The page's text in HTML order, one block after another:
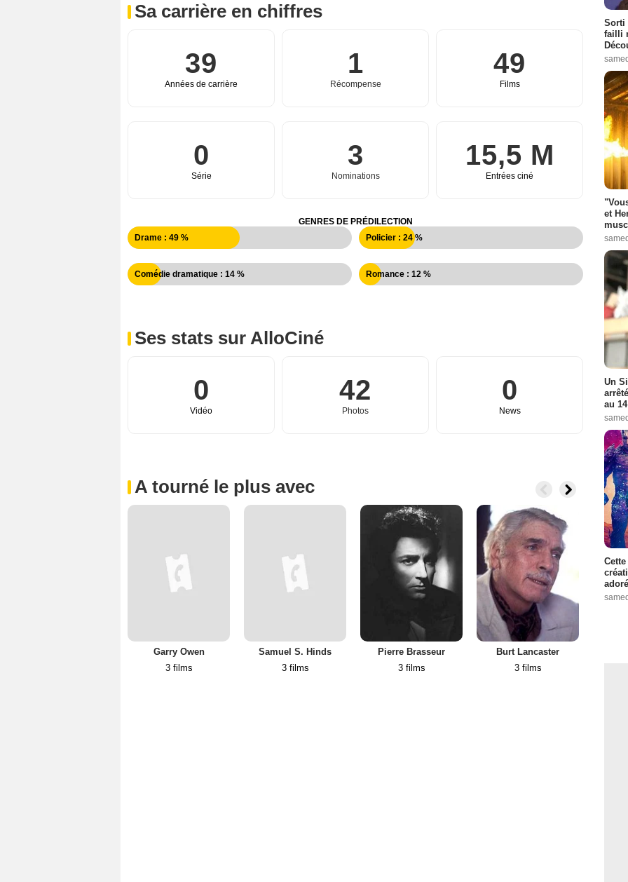
Sa carrière en chiffres
39
Années de carrière
1
Récompense
49
Films
0
Série
3
Nominations
15,5 M
Entrées ciné
GENRES DE PRÉDILECTION
Drame : 49 %
Policier : 24 %
Comédie dramatique : 14 % Romance : 12 %
Ses stats sur AlloCiné
0
Vidéo
42
Photos
0
News
A tourné le plus avec
Garry Owen
3 films
Samuel S. Hinds
3 films
Pierre Brasseur
3 films
Burt Lancaster
3 films
Sorti
failli
et
Un
au